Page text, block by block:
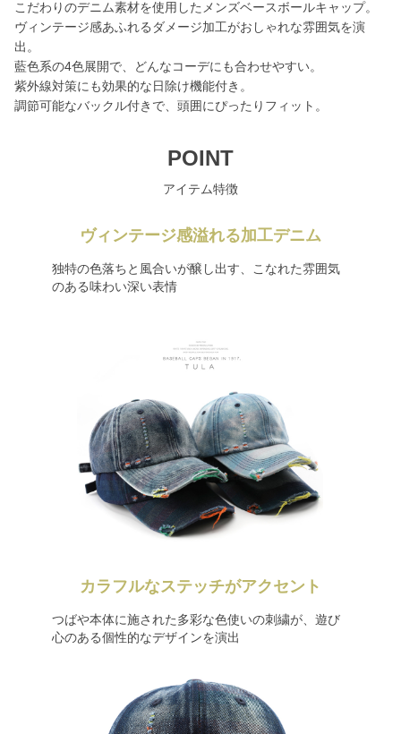
こだわりのデニム素材を使用したメンズベースボールキャップ。
ヴィンテージ感あふれるダメージ加工がおしゃれな雰囲気を演
出。
藍色系の4色展開で、どんなコーデにも合わせやすい。
紫外線対策にも効果的な日除け機能付き。
調節可能なバックル付きで、頭囲にぴったりフィット。
POINT
アイテム特徴
ヴィンテージ感溢れる加工デニム
独特の色落ちと風合いが醸し出す、こなれた雰囲気
のある味わい深い表情
カラフルなステッチがアクセント
つばや本体に施された多彩な色使いの刺繍が、遊び
心のある個性的なデザインを演出